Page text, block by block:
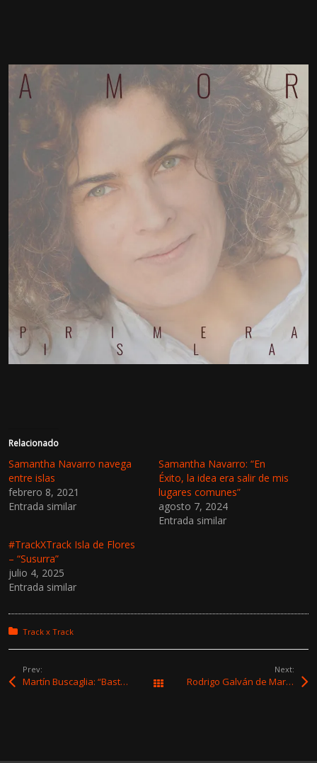
Relacionado
Samantha Navarro navega
entre islas
febrero 8, 2021
Entrada similar
Samantha Navarro: “En
Éxito, la idea era salir de mis
lugares comunes”
agosto 7, 2024
Entrada similar
#TrackXTrack Isla de Flores
– “Susurra”
julio 4, 2025
Entrada similar
Posted in:
Track x Track
Prev:
Martín Buscaglia: “Basta de Música es, de mis discos, el que más se parece a los que a mí me gusta escuchar” All Works
Next:
Rodrigo Galván de Martes 13: “Me gusta pensar que la música es una trinchera y un refugio”